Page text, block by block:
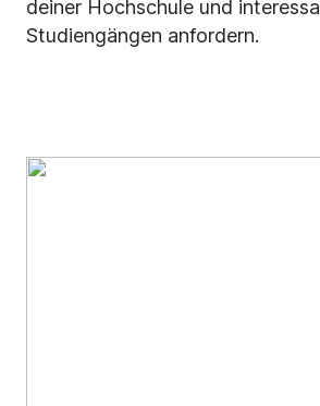
deiner Hochschule und
Studiengängen anfordern.